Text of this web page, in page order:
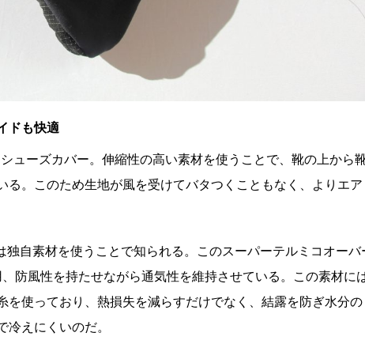
ドも快適
ューズカバー。伸縮性の高い素材を使うことで、靴の上から
。このため生地が風を受けてバタつくこともなく、よりエア
自素材を使うことで知られる。このスーパーテルミコオーバ
防風性を持たせながら通気性を維持させている。この素材に
を使っており、熱損失を減らすだけでなく、結露を防ぎ水分の
えにくいのだ。